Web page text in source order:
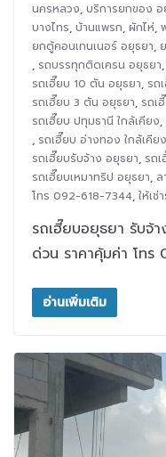
นครหลวง, บริการยกของ อ
บางไทร, บ้านแพรก, ผักไห่,
ยกตู้คอนเทนเนอร์ อยุธยา,
, รถบรรทุกติดเครน อยุธยา,
รถเฮี๊ยบ 10 ตัน อยุธยา, รถ
รถเฮี๊ยบ 3 ตัน อยุธยา, รถเ
รถเฮี๊ยบ ปทุมธานี ใกล้เคียง,
, รถเฮี๊ยบ อ่างทอง ใกล้เคียง
รถเฮี๊ยบรับจ้าง อยุธยา, รถ
รถเฮี๊ยบเหมาทริป อยุธยา,
โทร 092-618-7344, ให้เช่
รถเฮี๊ยบอยุธยา รับจ้
ด่วน ราคาคุ้มค่า โทร
อ่านเพิ่มเติม